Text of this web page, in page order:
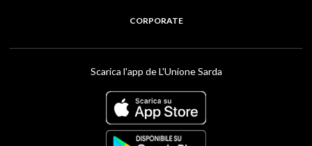
CORPORATE
Scarica l'app de L'Unione Sarda